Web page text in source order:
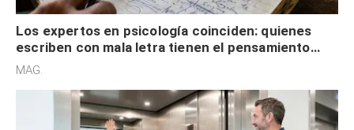
Los expertos en psicología coinciden: quienes
escriben con mala letra tienen el pensamiento
acelerado y no lo hacen por desinterés
MAG.